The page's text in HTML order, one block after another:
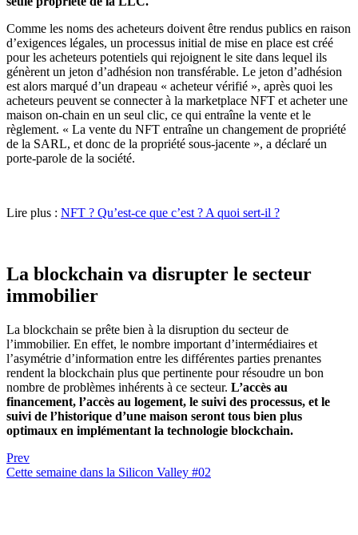
Comme les noms des acheteurs doivent être rendus publics en raison
d’exigences légales, un processus initial de mise en place est créé
pour les acheteurs potentiels qui rejoignent le site dans lequel ils
génèrent un jeton d’adhésion non transférable. Le jeton d’adhésion
est alors marqué d’un drapeau « acheteur vérifié », après quoi les
acheteurs peuvent se connecter à la marketplace NFT et acheter une
maison on-chain en un seul clic, ce qui entraîne la vente et le
règlement. « La vente du NFT entraîne un changement de propriété
de la SARL, et donc de la propriété sous-jacente », a déclaré un
porte-parole de la société.
Lire plus : NFT ? Qu’est-ce que c’est ? A quoi sert-il ?
La blockchain va disrupter le secteur
immobilier
La blockchain se prête bien à la disruption du secteur de
l’immobilier. En effet, le nombre important d’intermédiaires et
l’asymétrie d’information entre les différentes parties prenantes
rendent la blockchain plus que pertinente pour résoudre un bon
nombre de problèmes inhérents à ce secteur. L’accès au
financement, l’accès au logement, le suivi des processus, et le
suivi de l’historique d’une maison seront tous bien plus
optimaux en implémentant la technologie blockchain.
Prev
Cette semaine dans la Silicon Valley #02